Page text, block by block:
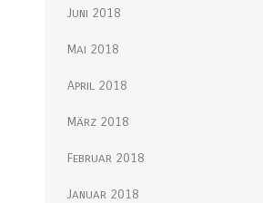
Juni 2018
Mai 2018
April 2018
März 2018
Februar 2018
Januar 2018